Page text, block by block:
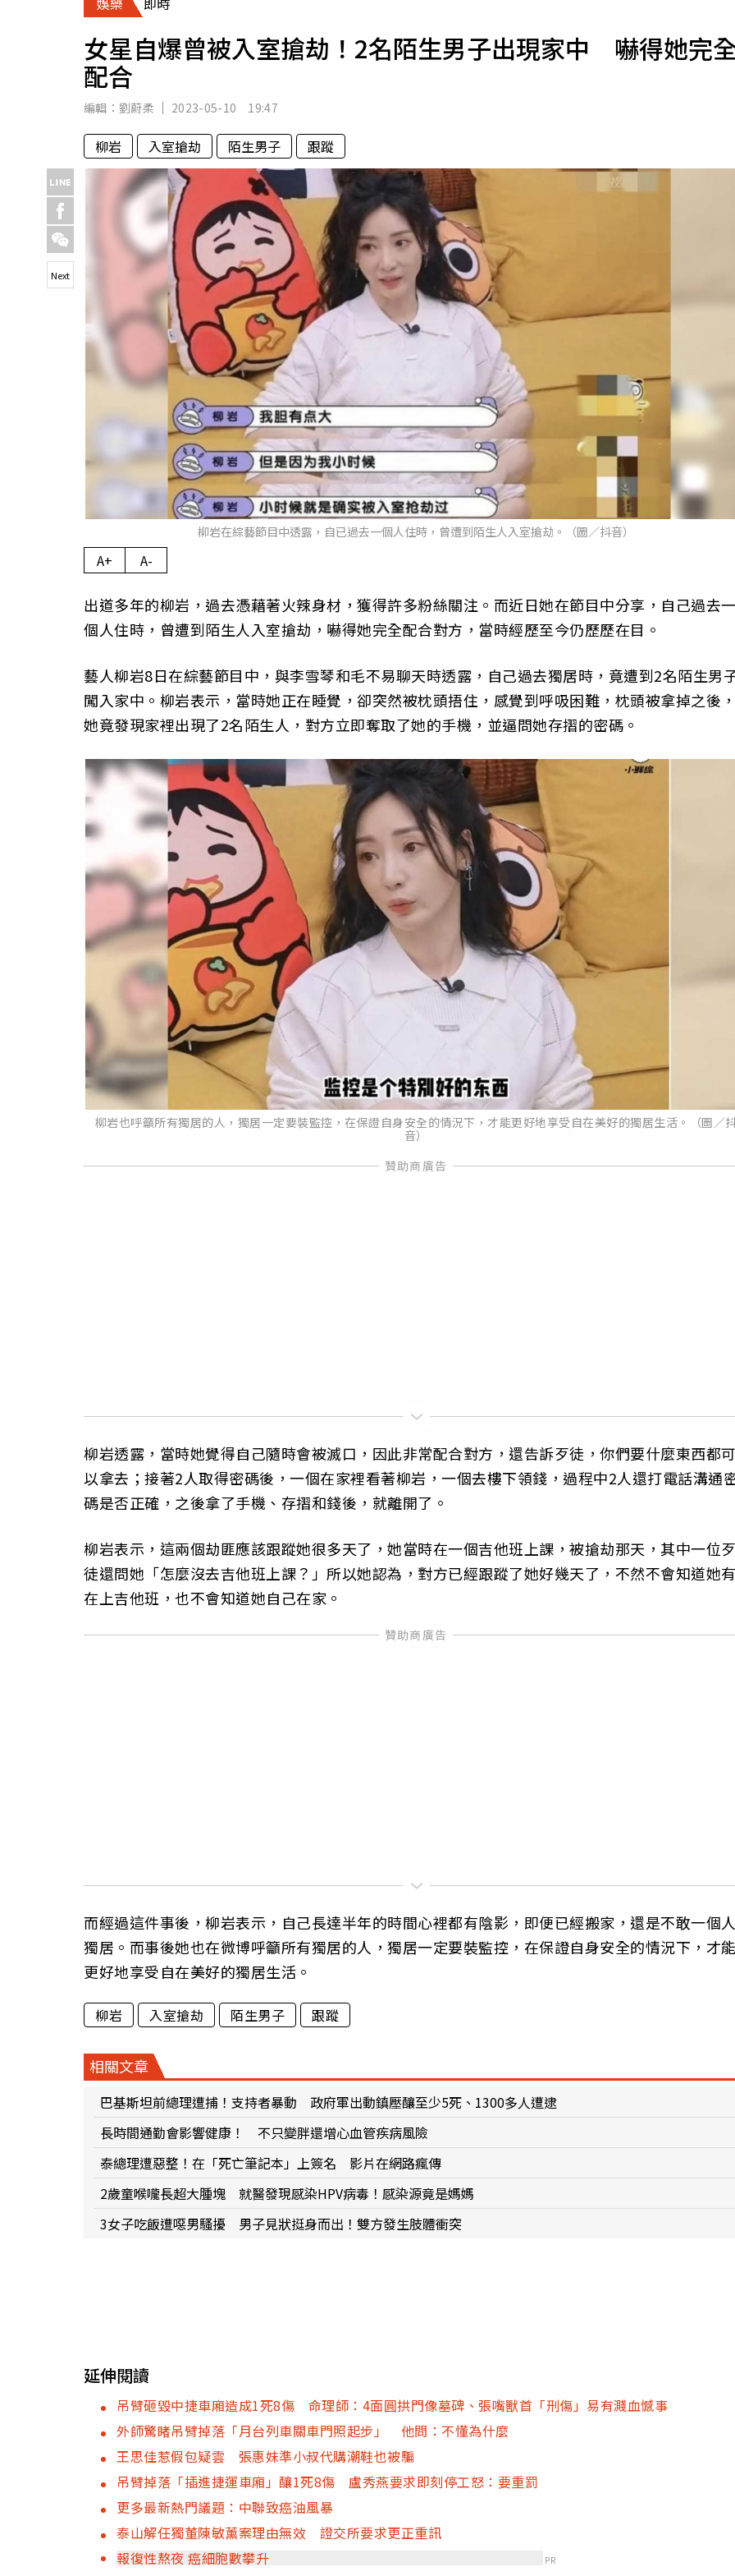
專欄
運勢
女星自爆曾被入室搶劫！2名陌生男子出現家中 嚇得她完
配合
編輯： 劉蔚柔 2023-05-10 19:47
柳岩 入室搶劫 陌生男子 跟蹤
柳岩在綜藝節目中透露，自已過去一個人住時，曾遭到陌生人入室搶劫。（圖／抖音）
Next
A+ A-
出道多年的柳岩，過去憑藉著火辣身材，獲得許多粉絲關注。而近日她在節目中分享，自己過去
個人住時，曾遭到陌生人入室搶劫，嚇得她完全配合對方，當時經歷至今仍歷歷在目。
藝人柳岩8日在綜藝節目中，與李雪琴和毛不易聊天時透露，自己過去獨居時，竟遭到2名陌生男
闖入家中。柳岩表示，當時她正在睡覺，卻突然被枕頭捂住，感覺到呼吸困難，枕頭被拿掉之後
她竟發現家裡出現了2名陌生人，對方立即奪取了她的手機，並逼問她存摺的密碼。
柳岩也呼籲所有獨居的人，獨居一定要裝監控，在保證自身安全的情況下，才能更好地享受自在美好的獨居生活。（圖／
音）
柳岩透露，當時她覺得自己隨時會被滅口，因此非常配合對方，還告訴歹徒，你們要什麼東西都
以拿去；接著2人取得密碼後，一個在家裡看著柳岩，一個去樓下領錢，過程中2人還打電話溝通
碼是否正確，之後拿了手機、存摺和錢後，就離開了。
柳岩表示，這兩個劫匪應該跟蹤她很多天了，她當時在一個吉他班上課，被搶劫那天，其中一位
徒還問她「怎麼沒去吉他班上課？」所以她認為，對方已經跟蹤了她好幾天了，不然不會知道她
在上吉他班，也不會知道她自己在家。
而經過這件事後，柳岩表示，自己長達半年的時間心裡都有陰影，即便已經搬家，還是不敢一個
獨居。而事後她也在微博呼籲所有獨居的人，獨居一定要裝監控，在保證自身安全的情況下，才
更好地享受自在美好的獨居生活。
柳岩 入室搶劫 陌生男子 跟蹤
相關文章
巴基斯坦前總理遭捕！支持者暴動 政府軍出動鎮壓釀至少5死、1300多人遭逮
長時間通勤會影響健康！ 不只變胖還增心血管疾病風險
泰總理遭惡整！在「死亡筆記本」上簽名 影片在網路瘋傳
2歲童喉嚨長超大腫塊 就醫發現感染HPV病毒！感染源竟是媽媽
3女子吃飯遭噁男騷擾 男子見狀挺身而出！雙方發生肢體衝突
延伸閱讀
吊臂砸毀中捷車廂造成1死8傷 命理師：4面圓拱門像墓碑、張嘴獸首「刑傷」易有濺血憾事
外師驚睹吊臂掉落「月台列車關車門照起步」 他問：不懂為什麼
王思佳惹假包疑雲 張惠妹準小叔代購潮鞋也被騙
吊臂掉落「插進捷運車廂」釀1死8傷 盧秀燕要求即刻停工怒：要重罰
更多最新熱門議題：中聯致癌油風暴
泰山解任獨董陳敏薰案理由無效 證交所要求更正重訊
報復性熬夜 癌細胞數攀升
PR